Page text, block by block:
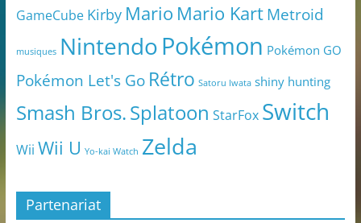
GameCube Kirby Mario Mario KartMetroid
musiques NintendoPokémon Pokémon GO
Pokémon Let's Go Rétro Satoru Iwata shiny hunting
Smash Bros.Splatoon StarFox Switch
Wii Wii U Yo-kai Watch Zelda
Partenariat